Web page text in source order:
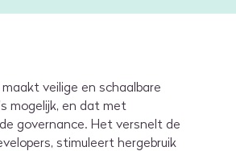
veilige en schaalbare
mogelijk, en dat met
governance. Het versnelt de
stimuleert hergebruik